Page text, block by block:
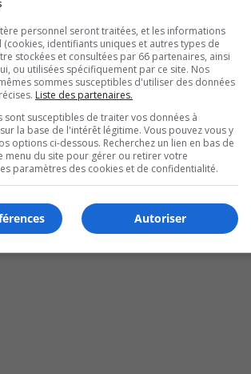
personnel seront traitées, et les informations
identifiants uniques et autres types de
stockées et consultées par 66 partenaires, ainsi
ou utilisées spécifiquement par ce site. Nos
sommes susceptibles d'utiliser des données
Liste des partenaires.
sont susceptibles de traiter vos données à
la base de l'intérêt légitime. Vous pouvez vous y
options ci-dessous. Recherchez un lien en bas de
menu du site pour gérer ou retirer votre
paramètres des cookies et de confidentialité.
Autoriser